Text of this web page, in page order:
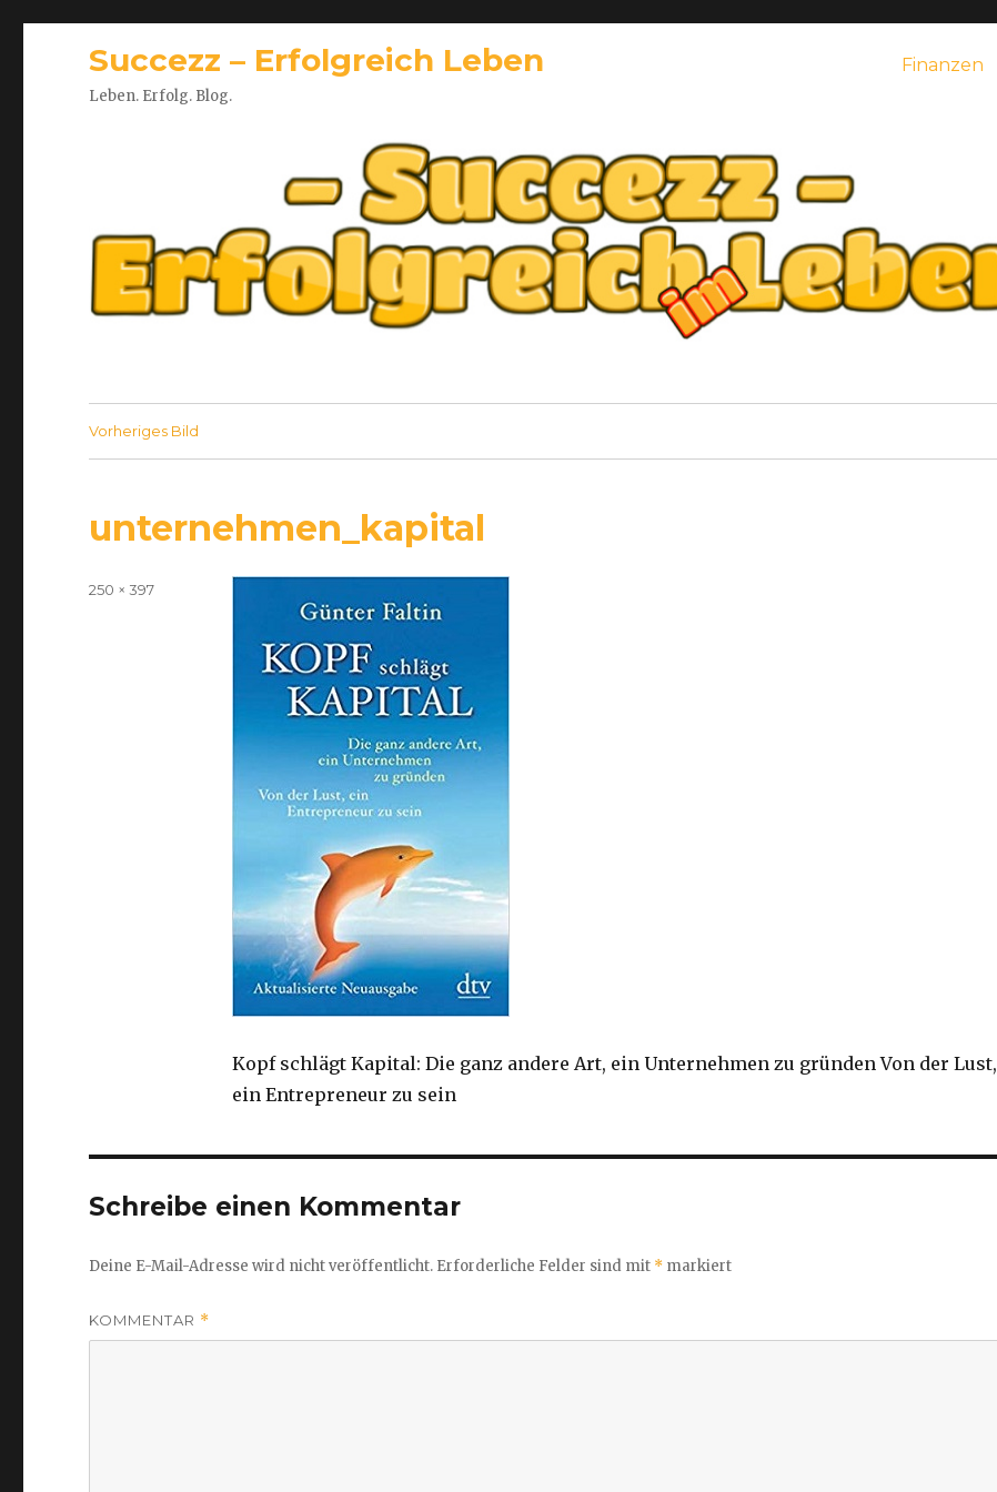
Succezz – Erfolgreich Leben
Leben. Erfolg. Blog.
Finanzen
Vorheriges Bild
unternehmen_kapital
Kopf schlägt Kapital: Die ganz andere Art, ein Unternehmen zu gründen Von der Lust,
ein Entrepreneur zu sein
Volle
250 × 397
Schreibe einen Kommentar
Deine E-Mail-Adresse wird nicht veröffentlicht. Erforderliche Felder sind mit * markiert
KOMMENTAR *